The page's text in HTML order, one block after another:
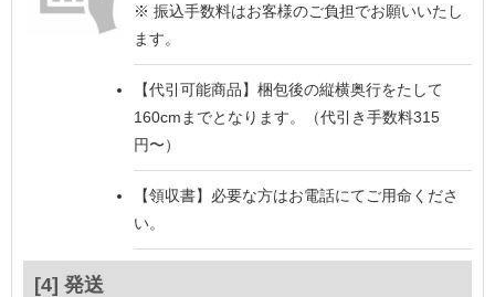
※ 振込手数料はお客様のご負担でお願いいたし
ます。
【代引可能商品】 梱包後の縦横奥行をたして
160cmまでとなります。（代引き手数料315
円〜）
【領収書】 必要な方はお電話にてご用命くださ
い。
[4] 発送